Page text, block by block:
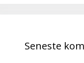
Seneste